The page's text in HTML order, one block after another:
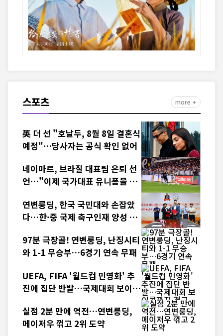
스포츠 more +
英 더 선 "호날두, 8월 8일 결혼식
예정"…당사자는 공식 확인 없어
네이마르, 브라질 대표팀 은퇴 선
언…"이제 국가대표 유니폼을 벗
연변룽딩, 한국 국민대와 손잡았
다…한·중 국제 축구인재 양성 본
97분 극장골! 연변룽딩, 난징시티
와 1-1 무승부…6경기 연속 무패
UEFA, FIFA '월드컵 민영화' 추
진에 집단 반발…국제대회 보이콧
실점 2분 만에 역전…연변룽딩,
메이저우 꺾고 2위 도약